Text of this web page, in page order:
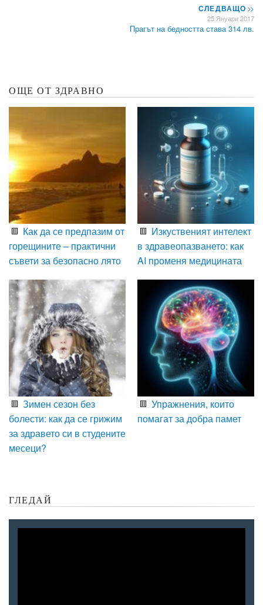
СЛЕДВАЩО>>
25 Януари 2017
Прагът на бедността става 314 лв.
ОЩЕ ОТ ЗДРАВНО
Как да се предпазим от
горещините – практични
съвети за безопасно лято
Изкуственият интелект
в здравеопазването: как
AI променя медицината
Зимен сезон без
болести: как да се грижим
за здравето си в студените
месеци?
Упражнения, които
помагат за добра памет
ГЛЕДАЙ